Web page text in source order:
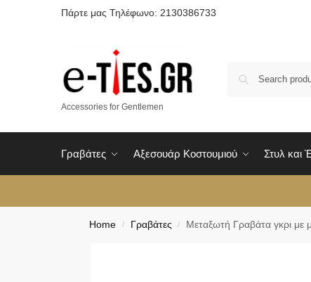
Πάρτε μας Τηλέφωνο: 2130386733
Accessories for Gentlemen
Γραβάτες Αξεσουάρ Κοστουμιού Στυλ και
Home / Γραβάτες / Μεταξωτή Γραβάτα γκρι με